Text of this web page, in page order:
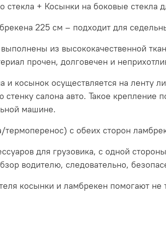
стекла + Косынки на боковые стекла
225 см – подходит для
из высококачественной
прочен, долговечен и
и косынок осуществляется на ленту
стенку салона авто. Такое крепление
машине.
с обеих сторон
для грузовика, с одной
водителю, следовательно,
косынки и ламбрекен помогают